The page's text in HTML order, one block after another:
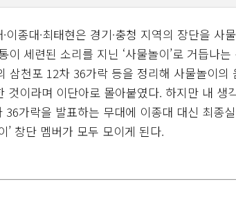
종대·최태현은 경기·충청 지역의 장단을 사
세련된 소리를 지닌 ‘사물놀이’로 거듭나는
삼천포 12차 36가락 등을 정리해 사물놀이의
이라며 이단아로 몰아붙였다. 하지만 내 생
가락을 발표하는 무대에 이종대 대신 최종
’ 창단 멤버가 모두 모이게 된다.